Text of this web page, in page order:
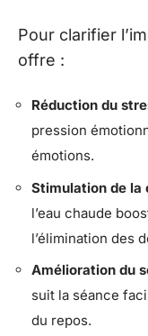
Pour clarifier
offre :
Réduction du
pression
émotions.
Stimulation de la
l’eau chaude
l’élimination des
Amélioration du
suit la séance
du repos.